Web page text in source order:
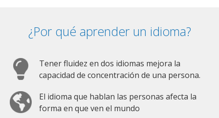
¿Por qué aprender un idioma?
Tener fluidez en dos idiomas mejora la
capacidad de concentración de una persona.
El idioma que hablan las personas afecta la
forma en que ven el mundo